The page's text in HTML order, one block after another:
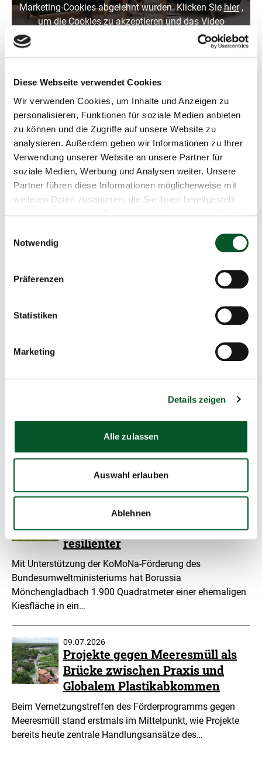
Diese Webseite verwendet Cookies
Wir verwenden Cookies, um Inhalte und Anzeigen zu
personalisieren, Funktionen für soziale Medien anbieten
zu können und die Zugriffe auf unsere Website zu
analysieren. Außerdem geben wir Informationen zu Ihrer
Verwendung unserer Website an unsere Partner für
soziale Medien, Werbung und Analysen weiter. Unsere
Partner führen diese Informationen möglicherweise mit
weiteren Daten zusammen, die Sie ihnen bereitgestellt
Notwendig
Präferenzen
Statistiken
Marketing
Details zeigen
Alle zulassen
Auswahl erlauben
Ablehnen
Marketing-Cookies abgelehnt wurden. Klicken Siehier,
um die Cookies zu akzeptieren und das Video
Kontakt
Stella Matsoukas
Leiterin Unternehmenskommunikation
Pressekontakt
E-Mail schreiben
Mehr erfahren
©
13.07.2026
KoMoNa-Förderung macht den
Borussia-Park grüner und
resilienter
Mit Unterstützung der KoMoNa-Förderung des
Bundesumweltministeriums hat Borussia
Mönchengladbach 1.900 Quadratmeter einer ehemaligen
Kiesfläche in ein…
09.07.2026
Projekte gegen Meeresmüll als
Brücke zwischen Praxis und
Globalem Plastikabkommen
Beim Vernetzungstreffen des Förderprogramms gegen
Meeresmüll stand erstmals im Mittelpunkt, wie Projekte
bereits heute zentrale Handlungsansätze des…